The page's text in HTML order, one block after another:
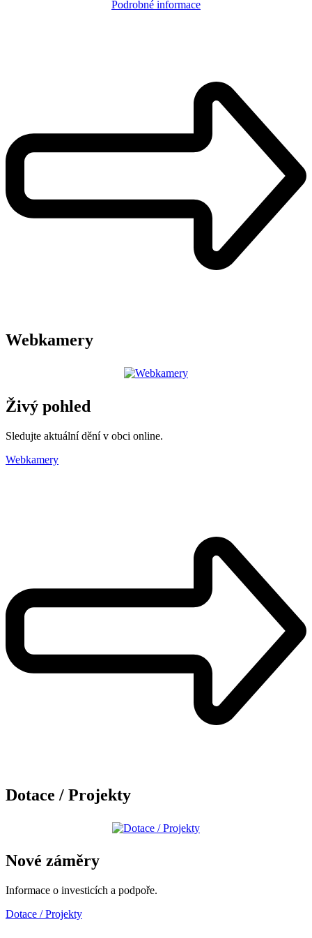
Podrobné informace
Webkamery
Živý pohled
Sledujte aktuální dění v obci online.
Webkamery
Dotace / Projekty
Nové záměry
Informace o investicích a podpoře.
Dotace / Projekty